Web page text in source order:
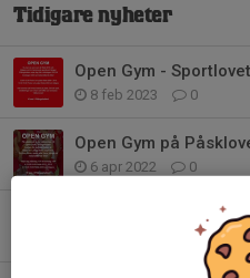
Tidigare nyheter
Open Gym - Sportlovet
8 feb 2023 0
Open Gym på
6 apr 2022 0
Open gym varje vecka
0